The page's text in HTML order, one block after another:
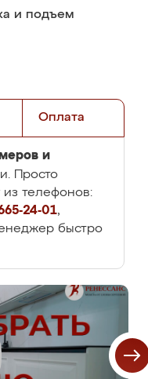
и подъем
Оплата
и
Просто
телефонов:
24-01,
быстро